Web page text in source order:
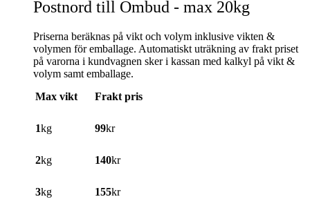
Postnord till Ombud - max 20kg
Priserna beräknas på vikt och volym inklusive vikten &
volymen för emballage. Automatiskt uträkning av frakt priset
på varorna i kundvagnen sker i kassan med kalkyl på vikt &
volym samt emballage.
Max vikt
Frakt pris
1kg 99kr
2kg 140kr
3kg 155kr